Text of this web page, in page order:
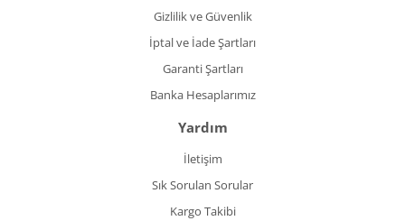
Gizlilik ve Güvenlik
İptal ve İade Şartları
Garanti Şartları
Banka Hesaplarımız
Yardım
İletişim
Sık Sorulan Sorular
Kargo Takibi